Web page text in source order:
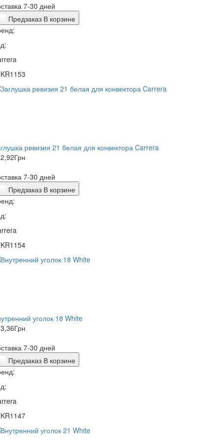
7-30 дней
Предзаказ В корзине
ревизия 21 белая для конвектора Carrera
Грн
7-30 дней
Предзаказ В корзине
уголок 18 White
Грн
7-30 дней
Предзаказ В корзине